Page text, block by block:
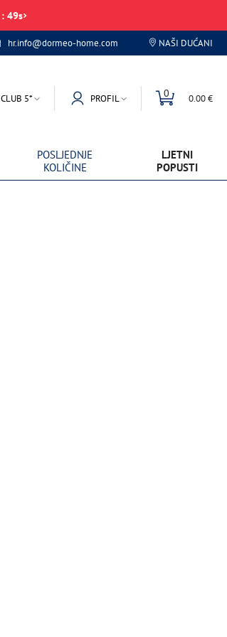
: 49s
hr.info@dormeo-home.com NAŠI DUĆANI
CLUB 5* PROFIL 0 0.00 €
POSLJEDNJE
KOLIČINE
LJETNI
POPUSTI